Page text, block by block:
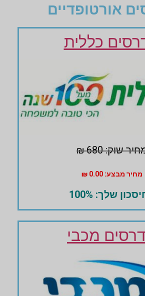
אורטופדיים
כללית
שוק: 680 ₪
מחיר מבצע: 0.00 ₪
שלך: 100%
מכבי